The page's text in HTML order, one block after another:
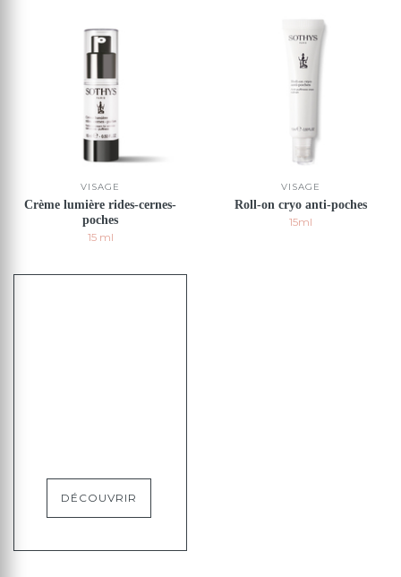
VISAGE
Crème lumière rides-cernes-
poches
15 ml
VISAGE
Roll-on cryo anti-poches
15ml
DÉCOUVRIR